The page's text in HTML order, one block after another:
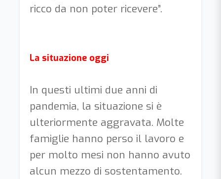
ricco da non poter ricevere”.
La situazione oggi
In questi ultimi due anni di
pandemia, la situazione si è
ulteriormente aggravata. Molte
famiglie hanno perso il lavoro e
per molto mesi non hanno avuto
alcun mezzo di sostentamento.